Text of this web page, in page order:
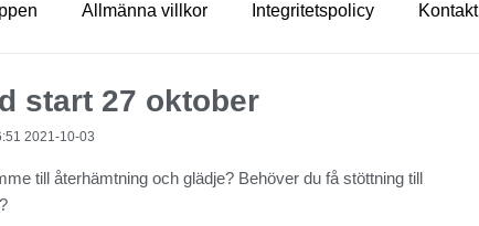
Allmänna villkor Integritetspolicy Kontakt
start 27 oktober
2021-10-03
till återhämtning och glädje? Behöver du få stöttning till